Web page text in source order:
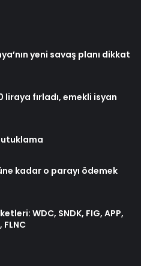
yeni savaş planı dikkat
liraya fırladı, emekli isyan
kadar o parayı ödemek
WDC, SNDK, FIG, APP,
FLNC